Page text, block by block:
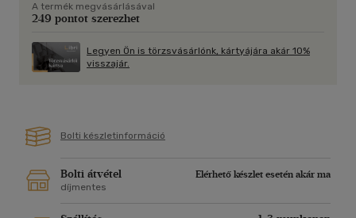
A termék megvásárlásával
249 pontot szerezhet
Legyen Ön is törzsvásárlónk, kártyájára akár 10%
visszajár.
Bolti készletinformáció
Bolti átvétel
Elérhető készlet esetén akár ma
díjmentes